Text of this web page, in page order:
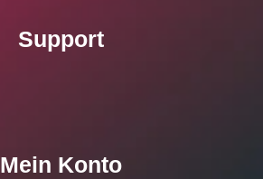
Support
Mein Konto